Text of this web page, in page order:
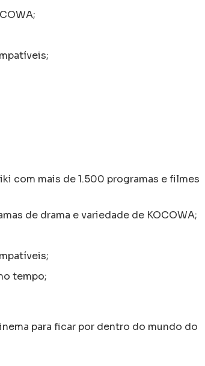
com mais de 1.500 programas e filmes
de drama e variedade de KOCOWA;
tempo;
para ficar por dentro do mundo do